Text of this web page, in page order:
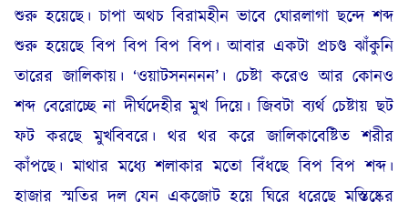
শুরু হয়েছে। চাপা অথচ বিরামহীন ভাবে ঘোরলাগা ছন্দে শব্দ
শুরু হয়েছে বিপ বিপ বিপ বিপ। আবার একটা প্রচণ্ড ঝাঁকুনি
তারের জালিকায়। ‘ওয়াটসনননন’। চেষ্টা করেও আর কোনও
শব্দ বেরোচ্ছে না দীর্ঘদেহীর মুখ দিয়ে। জিবটা ব্যর্থ চেষ্টায় ছট
ফট করছে মুখবিবরে। থর থর করে জালিকাবেষ্টিত শরীর
কাঁপছে। মাথার মধ্যে শলাকার মতো বিঁধছে বিপ বিপ শব্দ।
হাজার স্মৃতির দল যেন একজোট হয়ে ঘিরে ধরেছে মস্তিষ্কের